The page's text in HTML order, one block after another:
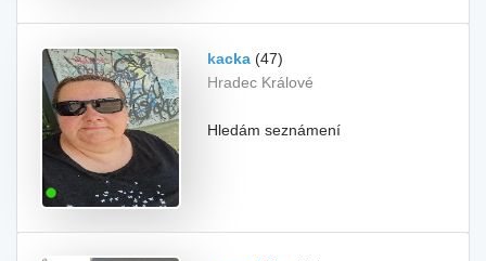
kacka (47)
Hradec Králové
Hledám seznámení